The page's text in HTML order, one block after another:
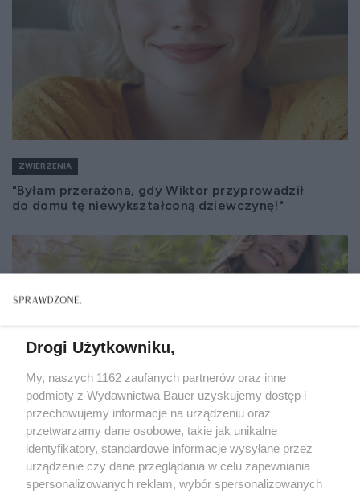
ZWIERZENIA
"Byłam przerażona, gdy Wiktor przyprowadził
do domu tę niewykształconą dziewczynę!"
Drogi Użytkowniku,
My, naszych 1162 zaufanych partnerów oraz inne
podmioty z Wydawnictwa Bauer uzyskujemy dostęp i
przechowujemy informacje na urządzeniu oraz
przetwarzamy dane osobowe, takie jak unikalne
identyfikatory, standardowe informacje wysyłane przez
urządzenie czy dane przeglądania w celu zapewniania
spersonalizowanych reklam, wybór spersonalizowanych